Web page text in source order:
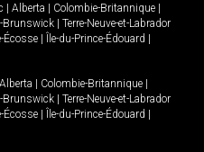
Alberta Colombie-Britannique
Brunswick
Terre-Neuve-et-Labrador
Écosse Île-du-Prince-Édouard
Alberta Colombie-Britannique
Brunswick
Terre-Neuve-et-Labrador
Écosse Île-du-Prince-Édouard